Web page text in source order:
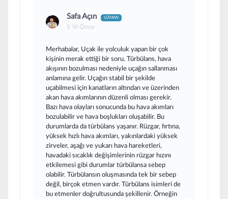
Safa Açın UZMAN
5 Yıl Önce
Merhabalar, Uçak ile yolculuk yapan bir çok
kişinin merak ettiği bir soru. Türbülans, hava
akışının bozulması nedeniyle uçağın sallanması
anlamına gelir. Uçağın stabil bir şekilde
uçabilmesi için kanatların altından ve üzerinden
akan hava akımlarının düzenli olması gerekir.
Bazı hava olayları sonucunda bu hava akımları
bozulabilir ve hava boşlukları oluşabilir. Bu
durumlarda da türbülans yaşanır. Rüzgar, fırtına,
yüksek hızlı hava akımları, yakınlardaki yüksek
zirveler, aşağı ve yukarı hava hareketleri,
havadaki sıcaklık değişimlerinin rüzgar hızını
etkilemesi gibi durumlar türbülansa sebep
olabilir. Türbülansın oluşmasında tek bir sebep
değil, birçok etmen vardır. Türbülans isimleri de
bu etmenler doğrultusunda şekillenir. Örneğin